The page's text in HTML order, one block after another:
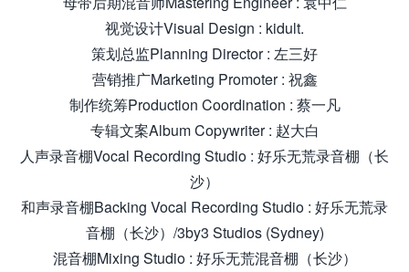
视觉设计Visual Design : kidult.
策划总监Planning Director : 左三好
营销推广Marketing Promoter : 祝鑫
制作统筹Production Coordination : 蔡一凡
专辑文案Album Copywriter : 赵大白
人声录音棚Vocal Recording Studio : 好乐无荒录音棚（长
沙）
和声录音棚Backing Vocal Recording Studio : 好乐无荒录
音棚（长沙）/3by3 Studios (Sydney)
混音棚Mixing Studio : 好乐无荒混音棚（长沙）